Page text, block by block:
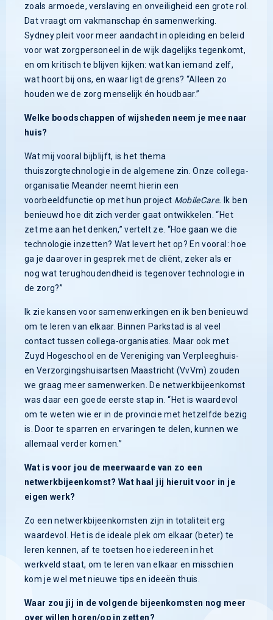
zoals armoede, verslaving en onveiligheid een grote rol.
Dat vraagt om vakmanschap én samenwerking.
Sydney pleit voor meer aandacht in opleiding en beleid
voor wat zorgpersoneel in de wijk dagelijks tegenkomt,
en om kritisch te blijven kijken: wat kan iemand zelf,
wat hoort bij ons, en waar ligt de grens? “Alleen zo
houden we de zorg menselijk én houdbaar.”
Welke boodschappen of wijsheden neem je mee naar
huis?
Wat mij vooral bijblijft, is het thema
thuiszorgtechnologie in de algemene zin. Onze collega-
organisatie Meander neemt hierin een
voorbeeldfunctie op met hun project MobileCare. Ik ben
benieuwd hoe dit zich verder gaat ontwikkelen. “Het
zet me aan het denken,” vertelt ze. “Hoe gaan we die
technologie inzetten? Wat levert het op? En vooral: hoe
ga je daarover in gesprek met de cliënt, zeker als er
nog wat terughoudendheid is tegenover technologie in
de zorg?”
Ik zie kansen voor samenwerkingen en ik ben benieuwd
om te leren van elkaar. Binnen Parkstad is al veel
contact tussen collega-organisaties. Maar ook met
Zuyd Hogeschool en de Vereniging van Verpleeghuis-
en Verzorgingshuisartsen Maastricht (VvVm) zouden
we graag meer samenwerken. De netwerkbijeenkomst
was daar een goede eerste stap in. “Het is waardevol
om te weten wie er in de provincie met hetzelfde bezig
is. Door te sparren en ervaringen te delen, kunnen we
allemaal verder komen.”
Wat is voor jou de meerwaarde van zo een
netwerkbijeenkomst? Wat haal jij hieruit voor in je
eigen werk?
Zo een netwerkbijeenkomsten zijn in totaliteit erg
waardevol. Het is de ideale plek om elkaar (beter) te
leren kennen, af te toetsen hoe iedereen in het
werkveld staat, om te leren van elkaar en misschien
kom je wel met nieuwe tips en ideeën thuis.
Waar zou jij in de volgende bijeenkomsten nog meer
over willen horen/op in zetten?